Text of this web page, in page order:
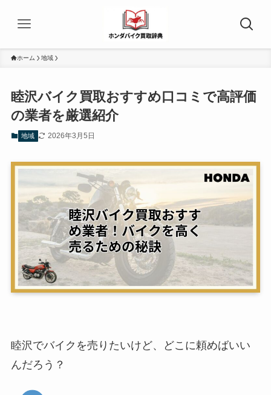
ホーム 地域
睦沢バイク買取おすすめ口コミで高評価
の業者を厳選紹介
地域 2026年3月5日
睦沢でバイクを売りたいけど、どこに頼めばいい
んだろう？